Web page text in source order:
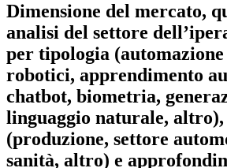
Dimensione del mercato,
analisi del settore
per tipologia (automazione
robotici, apprendimento
chatbot, biometria,
linguaggio naturale,
(produzione, settore
sanità, altro) e